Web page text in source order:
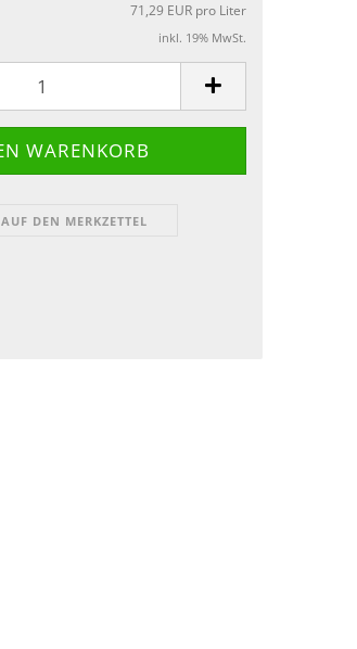
71,29 EUR pro Liter
inkl. 19% MwSt.
AUF DEN MERKZETTEL